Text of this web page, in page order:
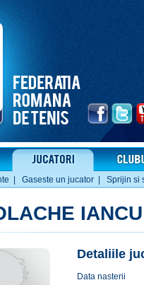
Gaseste un jucator Sprijin si
IANCU
Detaliile
Data nasterii